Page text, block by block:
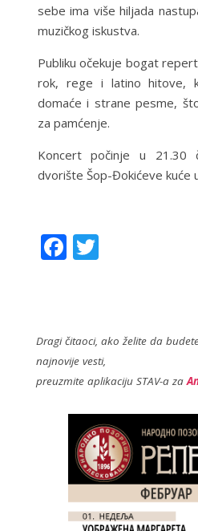
sebe ima više hiljada
muzičkog iskustva.
Publiku očekuje bogat
rok, rege i latino hitove,
domaće i strane pesme,
za pamćenje.
Koncert počinje u 21.30
dvorište Šop-Đokićeve kuće
F
o
o
T
Dragi čitaoci, ako želite da
najnovije vesti,
preuzmite aplikaciju STAV-a za